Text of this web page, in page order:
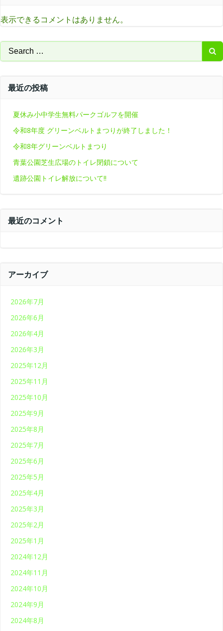
表示できるコメントはありません。
Search
for:
最近の投稿
夏休み小中学生無料パークゴルフを開催
令和8年度 グリーンベルトまつりが終了しました！
令和8年グリーンベルトまつり
青葉公園芝生広場のトイレ閉鎖について
遺跡公園トイレ解放について‼
最近のコメント
アーカイブ
2026年7月
2026年6月
2026年4月
2026年3月
2025年12月
2025年11月
2025年10月
2025年9月
2025年8月
2025年7月
2025年6月
2025年5月
2025年4月
2025年3月
2025年2月
2025年1月
2024年12月
2024年11月
2024年10月
2024年9月
2024年8月